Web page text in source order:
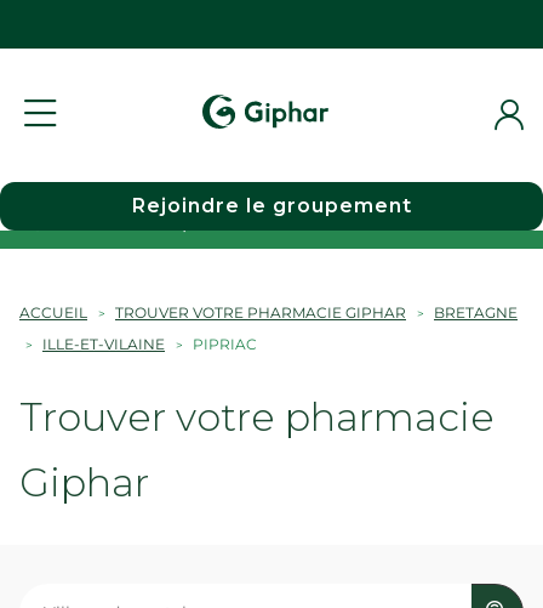
Choisir une pharmacie
Rejoindre le groupement
ACCUEIL TROUVER VOTRE PHARMACIE GIPHAR
BRETAGNE
ILLE-ET-VILAINE
PIPRIAC
Trouver votre pharmacie
Giphar